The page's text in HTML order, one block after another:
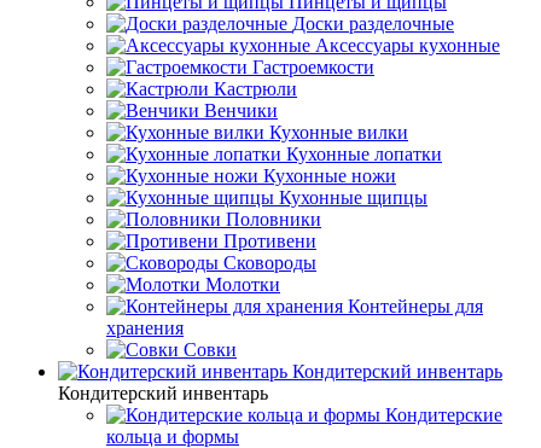
Доски разделочные
Аксессуары кухонные
Гастроемкости
Кастрюли
Венчики
Кухонные вилки
Кухонные лопатки
Кухонные ножи
Кухонные щипцы
Половники
Противени
Сковороды
Молотки
Контейнеры для
хранения
Совки
Кондитерский инвентарь
Кондитерский инвентарь
Кондитерские
кольца и формы